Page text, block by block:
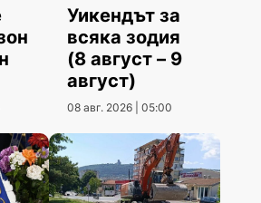
Уикендът за
всяка зодия
(8 август – 9
август)
08 авг. 2026 | 05:00